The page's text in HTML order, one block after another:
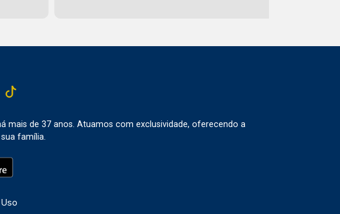
mais de 37 anos. Atuamos com exclusividade, oferecendo a
família.